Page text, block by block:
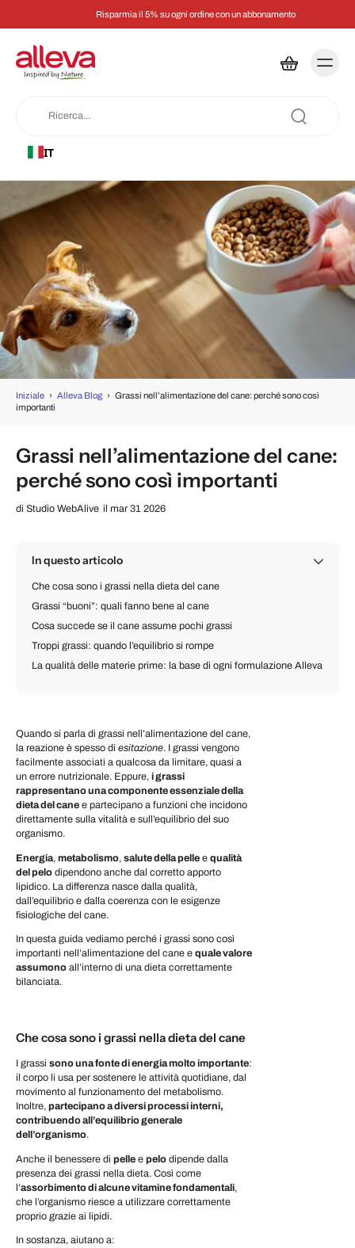
Risparmia il 5% su ogni ordine con un abbonamento
IT
Iniziale › Alleva Blog › Grassi nell’alimentazione del cane: perché sono così
importanti
Grassi nell’alimentazione del cane:
perché sono così importanti
di Studio WebAlive il mar 31 2026
In questo articolo
Che cosa sono i grassi nella dieta del cane
Grassi “buoni”: quali fanno bene al cane
Cosa succede se il cane assume pochi grassi
Troppi grassi: quando l’equilibrio si rompe
La qualità delle materie prime: la base di ogni formulazione Alleva
Quando si parla di grassi nell’alimentazione del cane,
la reazione è spesso di esitazione. I grassi vengono
facilmente associati a qualcosa da limitare, quasi a
un errore nutrizionale. Eppure, i grassi
rappresentano una componente essenziale della
dietadel cane e partecipano a funzioni che incidono
direttamente sulla vitalità e sull’equilibrio del suo
organismo.
Energia, metabolismo, salute della pelle e qualità
del pelo dipendono anche dal corretto apporto
lipidico. La differenza nasce dalla qualità,
dall’equilibrio e dalla coerenza con le esigenze
fisiologiche del cane.
In questa guida vediamo perché i grassi sono così
importanti nell’alimentazione del cane e quale valore
assumono all’interno di una dieta correttamente
bilanciata.
Che cosa sono i grassi nella dieta del cane
I grassi sono una fonte di energia molto importante:
il corpo li usa per sostenere le attività quotidiane, dal
movimento al funzionamento del metabolismo.
Inoltre, partecipano a diversi processi interni,
contribuendo all’equilibrio generale
dell’organismo.
Anche il benessere di pelle e pelo dipende dalla
presenza dei grassi nella dieta. Così come
l’assorbimento di alcune vitamine fondamentali,
che l’organismo riesce a utilizzare correttamente
proprio grazie ai lipidi.
In sostanza, aiutano a: